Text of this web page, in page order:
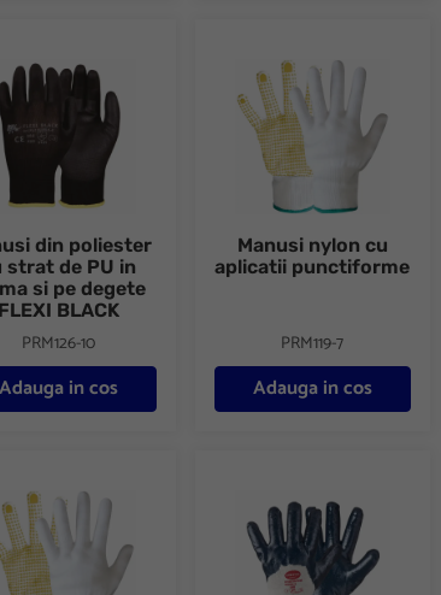
din poliester
strat de PU in
si pe degete
FLEXI BLACK
PRM126-10
Adauga in cos
Manusi nylon cu
aplicatii punctiforme
PRM119-7
Adauga in cos